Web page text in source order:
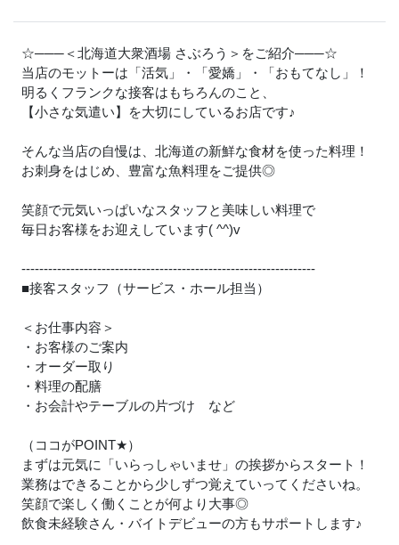
☆───＜北海道大衆酒場 さぶろう＞をご紹介───☆
当店のモットーは「活気」・「愛嬌」・「おもてなし」！
明るくフランクな接客はもちろんのこと、
【小さな気遣い】を大切にしているお店です♪
そんな当店の自慢は、北海道の新鮮な食材を使った料理！
お刺身をはじめ、豊富な魚料理をご提供◎
笑顔で元気いっぱいなスタッフと美味しい料理で
毎日お客様をお迎えしています( ^^)v
------------------------------------------------------------------
■接客スタッフ（サービス・ホール担当）
＜お仕事内容＞
・お客様のご案内
・オーダー取り
・料理の配膳
・お会計やテーブルの片づけ など
（ココがPOINT★）
まずは元気に「いらっしゃいませ」の挨拶からスタート！
業務はできることから少しずつ覚えていってくださいね。
笑顔で楽しく働くことが何より大事◎
飲食未経験さん・バイトデビューの方もサポートします♪